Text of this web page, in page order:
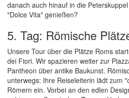
danach auch hinauf in die
"Dolce Vita" genießen?
5. Tag: Römische
Unsere Tour über die Plätze Roms
dei Fiori. Wir spazieren weiter zur
Pantheon über antike Baukunst.
unterwegs: Ihre Reiseleiterin lädt zum
Römern ein. Vorbei an den edlen